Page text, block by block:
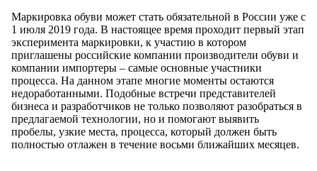
Маркировка обуви может стать обязательной в России уже с
1 июля 2019 года. В настоящее время проходит первый этап
эксперимента маркировки, к участию в котором
приглашены российские компании производители обуви и
компании импортеры – самые основные участники
процесса. На данном этапе многие моменты остаются
недоработанными. Подобные встречи представителей
бизнеса и разработчиков не только позволяют разобраться в
предлагаемой технологии, но и помогают выявить
пробелы, узкие места, процесса, который должен быть
полностью отлажен в течение восьми ближайших месяцев.